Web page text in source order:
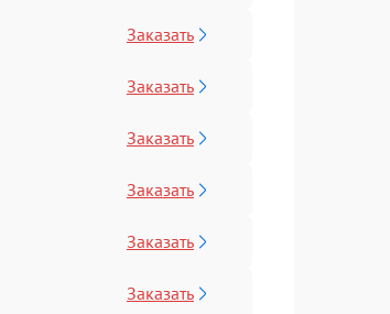
Заказать
Заказать
Заказать
Заказать
Заказать
Заказать